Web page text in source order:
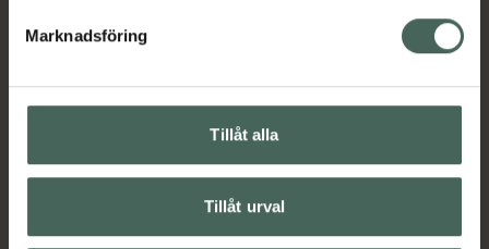
Marknadsföring
Tillåt alla
Tillåt urval